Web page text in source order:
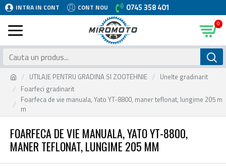
INTRA IN CONT CONT NOU 0745 358 401
0
UTILAJE PENTRU GRADINA SI ZOOTEHNIE
Unelte gradinarit
Foarfeci gradinarit
Foarfeca de vie manuala, Yato YT-8800, maner teflonat, lungime 205 m
m
FOARFECA DE VIE MANUALA, YATO YT-8800,
MANER TEFLONAT, LUNGIME 205 MM